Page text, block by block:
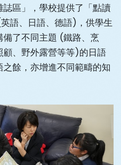
區」，學校提供了「點讀
語、日語、德語)，供學生
備了不同主題 (鐵路、烹
、野外露營等等)的日語
餘，亦增進不同範疇的知